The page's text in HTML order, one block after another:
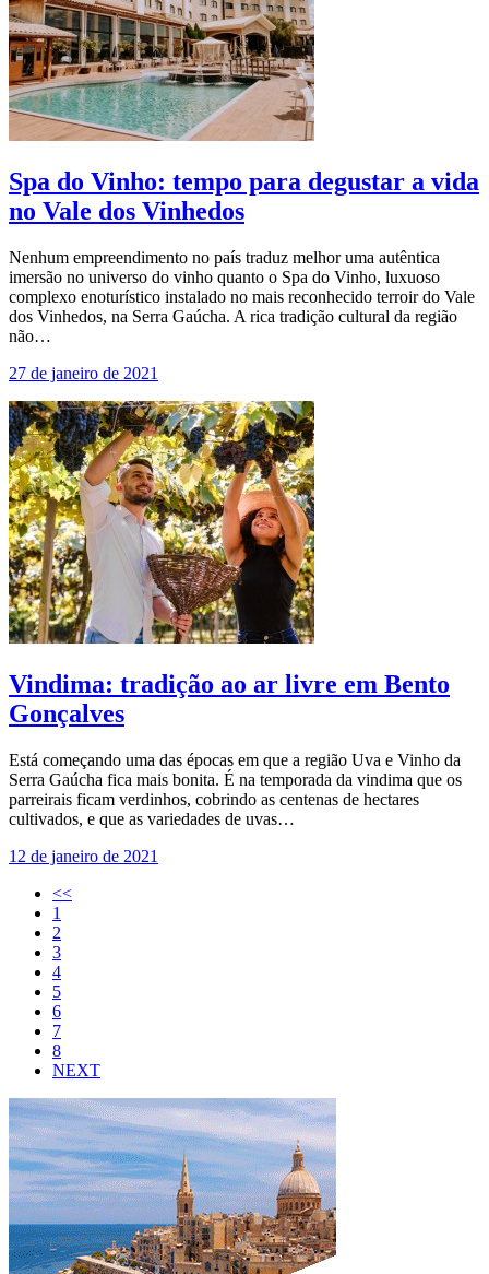
Spa do Vinho: tempo para degustar a vida
no Vale dos Vinhedos
Nenhum empreendimento no país traduz melhor uma autêntica
imersão no universo do vinho quanto o Spa do Vinho, luxuoso
complexo enoturístico instalado no mais reconhecido terroir do Vale
dos Vinhedos, na Serra Gaúcha. A rica tradição cultural da região
não…
27 de janeiro de 2021
Vindima: tradição ao ar livre em Bento
Gonçalves
Está começando uma das épocas em que a região Uva e Vinho da
Serra Gaúcha fica mais bonita. É na temporada da vindima que os
parreirais ficam verdinhos, cobrindo as centenas de hectares
cultivados, e que as variedades de uvas…
12 de janeiro de 2021
<<
1
2
3
4
5
6
7
8
NEXT